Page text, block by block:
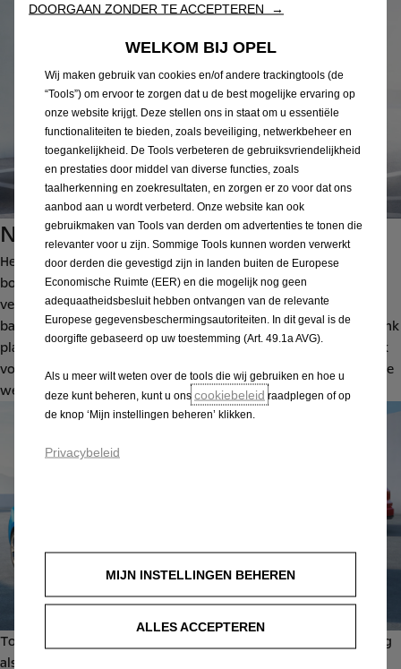
Net zo praktisch en rijk uitgerust
Het batterijpakket van de Astra Electric is gemonteerd in de
bodem van de auto, waardoor er geen zit- en bagageruimte
verloren gaat. Bij de Astra Sports Tourer Electric biedt de
bagageruimte zelfs een inhoud van 516 liter. Met de achterbank
plat is dat 1.553 liter. De lage positie van de batterij zorgt ook
voor een laag zwaartepunt en daarmee voor een extra stabiele
wegligging.
Tot slot biedt de Opel Astra Electric een net zo rijke uitrusting
als de andere Astra-modellen. Van de ergonomische, AGR-
DOORGAAN ZONDER TE ACCEPTEREN →
WELKOM BIJ OPEL
Wij maken gebruik van cookies en/of andere trackingtools (de
“Tools”) om ervoor te zorgen dat u de best mogelijke ervaring op
onze website krijgt. Deze stellen ons in staat om u essentiële
functionaliteiten te bieden, zoals beveiliging, netwerkbeheer en
toegankelijkheid. De Tools verbeteren de gebruiksvriendelijkheid
en prestaties door middel van diverse functies, zoals
taalherkenning en zoekresultaten, en zorgen er zo voor dat ons
aanbod aan u wordt verbeterd. Onze website kan ook
gebruikmaken van Tools van derden om advertenties te tonen die
relevanter voor u zijn. Sommige Tools kunnen worden verwerkt
door derden die gevestigd zijn in landen buiten de Europese
Economische Ruimte (EER) en die mogelijk nog geen
adequaatheidsbesluit hebben ontvangen van de relevante
Europese gegevensbeschermingsautoriteiten. In dit geval is de
doorgifte gebaseerd op uw toestemming (Art. 49.1a AVG).
Als u meer wilt weten over de tools die wij gebruiken en hoe u
deze kunt beheren, kunt u ons cookiebeleid raadplegen of op
de knop ‘Mijn instellingen beheren’ klikken.
Privacybeleid
MIJN INSTELLINGEN BEHEREN
ALLES ACCEPTEREN